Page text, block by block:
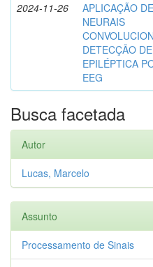
2024-11-26
APLICAÇÃO
NEURAIS
DETECÇÃO
EPILÉPTICA
EEG
Busca facetada
Autor
Lucas, Marcelo
Assunto
Processamento de Sinais